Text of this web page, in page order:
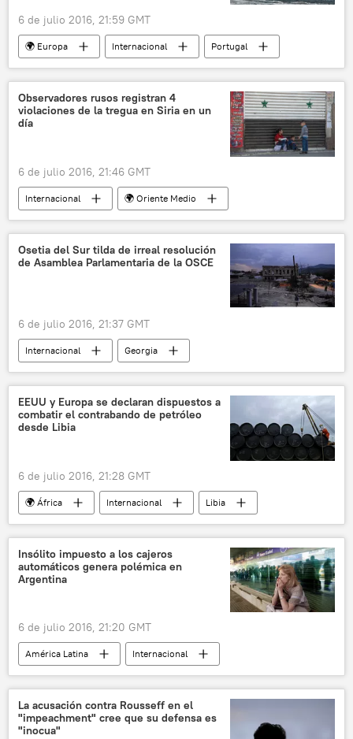
6 de julio 2016, 21:59 GMT
🌍 Europa Internacional
Portugal
Comisión Europea
Banco Europeo de Inversiones
AW-Energy
olas
energía undimotriz
Observadores rusos registran 4
violaciones de la tregua en Siria en un
día
6 de julio 2016, 21:46 GMT
Internacional
🌍 Oriente Medio
El alto el fuego en Siria
Siria
Yeish al Islam
alto el fuego
violaciones
noticias
Osetia del Sur tilda de irreal resolución
de Asamblea Parlamentaria de la OSCE
6 de julio 2016, 21:37 GMT
Internacional
Georgia
Osetia del Sur
OSCE noticias
EEUU y Europa se declaran dispuestos a
combatir el contrabando de petróleo
desde Libia
6 de julio 2016, 21:28 GMT
🌍 África Internacional
Libia
EEUU
petróleo
contrabando
Unión Europea (UE)
Insólito impuesto a los cajeros
automáticos genera polémica en
Argentina
6 de julio 2016, 21:20 GMT
América Latina
Internacional
Argentina
tasas noticias
La acusación contra Rousseff en el
"impeachment" cree que su defensa es
"inocua"